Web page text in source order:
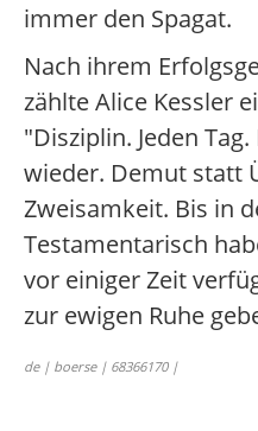
immer den Spagat.
Nach ihrem
zählte Alice Kessler
"Disziplin. Jeden
wieder. Demut statt
Zweisamkeit. Bis in
Testamentarisch
vor einiger Zeit
zur ewigen Ruhe
de | boerse | 68366170 |